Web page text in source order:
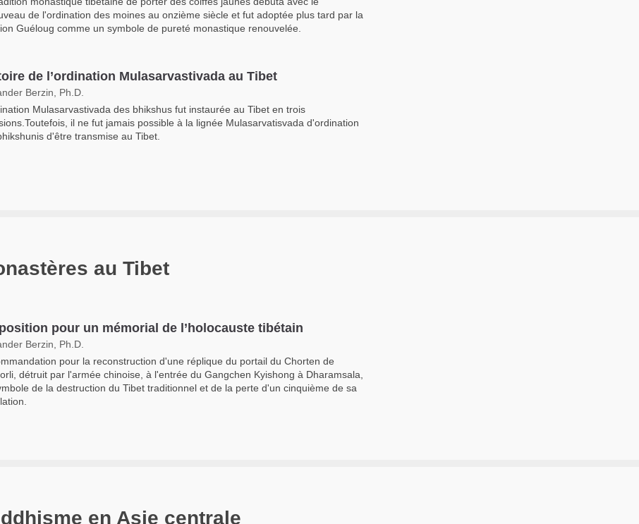
de l'ordination des moines au onzième siècle et fut adoptée plus tard par la
Guéloug comme un symbole de pureté monastique renouvelée.
de l’ordination Mulasarvastivada au Tibet
Berzin, Ph.D.
Mulasarvastivada des bhikshus fut instaurée au Tibet en trois
il ne fut jamais possible à la lignée Mulasarvatisvada d'ordination
d'être transmise au Tibet.
au Tibet
pour un mémorial de l’holocauste tibétain
Berzin, Ph.D.
pour la reconstruction d'une réplique du portail du Chorten de
détruit par l'armée chinoise, à l'entrée du Gangchen Kyishong à Dharamsala,
de la destruction du Tibet traditionnel et de la perte d'un cinquième de sa
en Asie centrale